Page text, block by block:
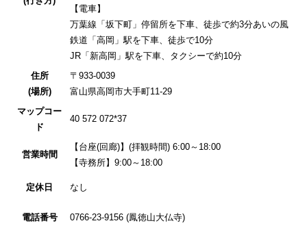
【電車】
万葉線「坂下町」停留所を下車、徒歩で約3分あいの風
鉄道「高岡」駅を下車、徒歩で10分
JR「新高岡」駅を下車、タクシーで約10分
住所
(場所)
〒933-0039
富山県高岡市大手町11-29
マップコー
ド
40 572 072*37
営業時間
【台座(回廊)】(拝観時間) 6:00～18:00
【寺務所】9:00～18:00
定休日 なし
電話番号 0766-23-9156 (鳳徳山大仏寺)